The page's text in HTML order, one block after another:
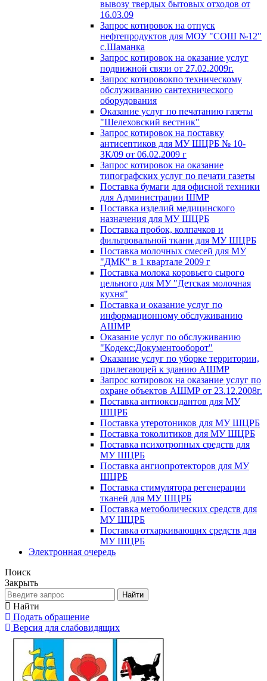
вывозу твердых бытовых отходов от
16.03.09
Запрос котировок на отпуск
нефтепродуктов для МОУ "СОШ №12"
с.Шаманка
Запрос котировок на оказание услуг
подвижной связи от 27.02.2009г.
Запрос котировокпо техническому
обслуживанию сантехнического
оборудования
Оказание услуг по печатанию газеты
"Шелеховский вестник"
Запрос котировок на поставку
антисептиков для МУ ШЦРБ № 10-
ЗК/09 от 06.02.2009 г
Запрос котировок на оказание
типографских услуг по печати газеты
Поставка бумаги для офисной техники
для Администрации ШМР
Поставка изделий медицинского
назначения для МУ ШЦРБ
Поставка пробок, колпачков и
фильтровальной ткани для МУ ШЦРБ
Поставка молочных смесей для МУ
"ДМК" в 1 квартале 2009 г
Поставка молока коровьего сырого
цельного для МУ "Детская молочная
кухня"
Поставка и оказание услуг по
информационному обслуживанию
АШМР
Оказание услуг по обслуживанию
"Кодекс:Документооборот"
Оказание услуг по уборке территории,
прилегающей к зданию АШМР
Запрос котировок на оказание услуг по
охране объектов АШМР от 23.12.2008г.
Поставка антиоксидантов для МУ
ШЦРБ
Поставка утеротоников для МУ ШЦРБ
Поставка токолитиков для МУ ШЦРБ
Поставка психотропных средств для
МУ ШЦРБ
Поставка ангиопротекторов для МУ
ШЦРБ
Поставка стимулятора регенерации
тканей для МУ ШЦРБ
Поставка метоболических средств для
МУ ШЦРБ
Поставка отхаркивающих средств для
МУ ШЦРБ
Электронная очередь
Поиск
Закрыть
Найти
Найти
Подать обращение
Версия для слабовидящих